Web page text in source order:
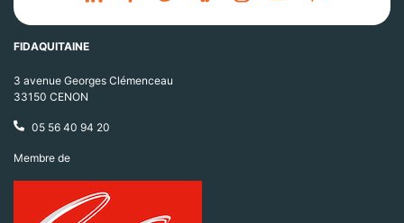
FIDAQUITAINE
3 avenue Georges Clémenceau
33150 CENON
05 56 40 94 20
Membre de